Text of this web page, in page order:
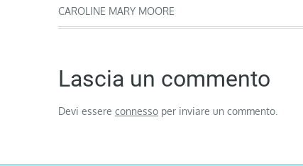
articoli
CAROLINE MARY MOORE
Lascia un commento
Devi essere connesso per inviare un commento.